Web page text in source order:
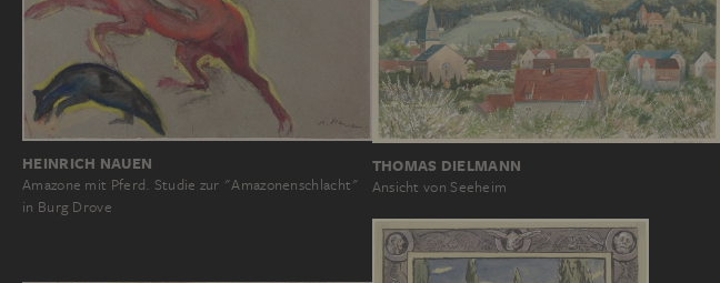
HEINRICH NAUEN
Amazone mit Pferd. Studie zur "Amazonenschlacht"
in Burg Drove
THOMAS DIELMANN
Ansicht von Seeheim